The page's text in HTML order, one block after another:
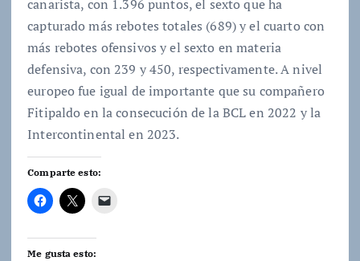
canarista, con 1.396 puntos, el sexto que ha
capturado más rebotes totales (689) y el cuarto con
más rebotes ofensivos y el sexto en materia
defensiva, con 239 y 450, respectivamente. A nivel
europeo fue igual de importante que su compañero
Fitipaldo en la consecución de la BCL en 2022 y la
Intercontinental en 2023.
Comparte esto:
Me gusta esto: